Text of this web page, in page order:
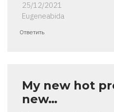
25/12/2021
Eugeneabida
Ответить
My new hot
new…